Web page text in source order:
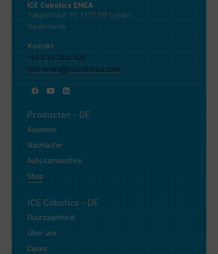
ICE Cobotics EMEA
Tokyostraat 27, 1175 RB Lijnden ,
Niederlande
Kontakt
+31 0 23 2041 020
info-emea@icecobotics.com
Producten - DE
Autonom
Nachläufer
Aufsitzmaschine
Shop
ICE Cobotics - DE
Duurzaamheid
Über uns
Cases